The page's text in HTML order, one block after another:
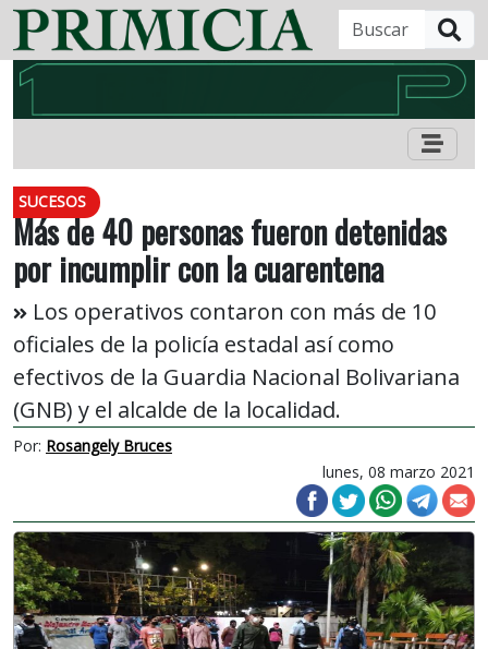
SUCESOS
Más de 40 personas fueron detenidas
por incumplir con la cuarentena
Los operativos contaron con más de 10
oficiales de la policía estadal así como
efectivos de la Guardia Nacional Bolivariana
(GNB) y el alcalde de la localidad.
Por: Rosangely Bruces
lunes, 08 marzo 2021